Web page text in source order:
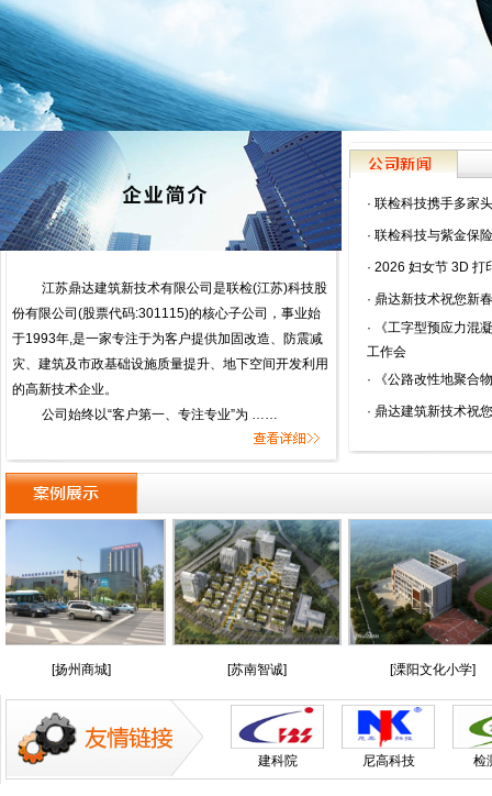
江苏鼎达建筑新技术有限公司是联检(江苏)科技股
份有限公司(股票代码:301115)的核心子公司，事业始
于1993年,是一家专注于为客户提供加固改造、防震减
灾、建筑及市政基础设施质量提升、地下空间开发利用
的高新技术企业。
公司始终以“客户第一、专注专业”为 ……
· 联检科技携手多家
· 联检科技与紫金保
· 2026 妇女节 3D 打
· 鼎达新技术祝您新
· 《工字型预应力混
工作会
· 《公路改性地聚合
· 鼎达建筑新技术祝
[扬州商城] [苏南智诚] [溧阳文化小学]
建科院 尼高科技 检